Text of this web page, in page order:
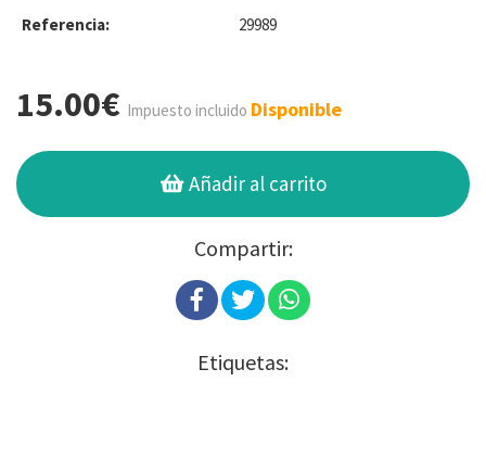
Referencia: 29989
15.00€ Impuesto incluido Disponible
Añadir al carrito
Compartir:
Etiquetas: